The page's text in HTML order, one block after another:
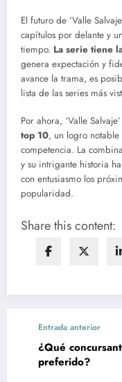
El futuro de ‘Valle
capítulos por delante y
tiempo. La serie tiene
genera expectación y
avance la trama, es
lista de las series más
Por ahora, ‘Valle
top 10, un logro
competencia. La
y su intrigante historia
con entusiasmo los
popularidad.
Share this content:
Entrada anterior
¿Qué
preferido?